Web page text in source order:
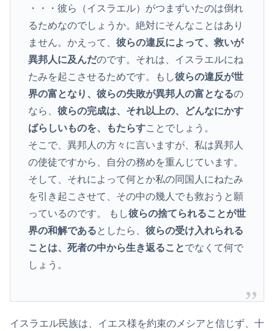
・・・彼ら（イスラエル）がつまずいたのは倒れ
るためなのでしょうか。絶対にそんなことはあり
ません。かえって、 彼らの違反によって、救いが
異邦人に及んだのです。それは、イスラエルにね
たみを起こさせるためです。もし彼らの違反が世
界の富となり、彼らの失敗が異邦人の富となるの
なら、 彼らの完成は、それ以上の、どんなにかす
ばらしいものを、もたらすことでしょう。
そこで、異邦人の方々に言いますが、私は異邦人
の使徒ですから、自分の務めを重んじています。
そして、それによって何とか私の同国人にねたみ
を引き起こさせて、その中の幾人でも救おうと願
っているのです。 もし彼らの捨てられることが世
界の和解であるとしたら、 彼らの受け入れられる
ことは、死者の中から生き返ることでなくて何で
しょう。
イスラエル民族は、イエス様を約束のメシアと信じず、十